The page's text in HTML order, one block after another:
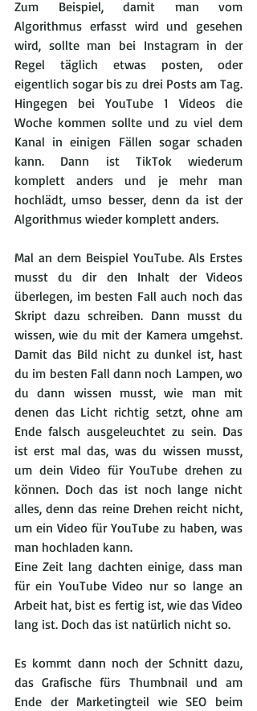
Zum Beispiel, damit man vom
Algorithmus erfasst wird und gesehen
wird, sollte man bei Instagram in der
Regel täglich etwas posten, oder
eigentlich sogar bis zu drei Posts am Tag.
Hingegen bei YouTube 1 Videos die
Woche kommen sollte und zu viel dem
Kanal in einigen Fällen sogar schaden
kann. Dann ist TikTok wiederum
komplett anders und je mehr man
hochlädt, umso besser, denn da ist der
Algorithmus wieder komplett anders.
Mal an dem Beispiel YouTube. Als Erstes
musst du dir den Inhalt der Videos
überlegen, im besten Fall auch noch das
Skript dazu schreiben. Dann musst du
wissen, wie du mit der Kamera umgehst.
Damit das Bild nicht zu dunkel ist, hast
du im besten Fall dann noch Lampen, wo
du dann wissen musst, wie man mit
denen das Licht richtig setzt, ohne am
Ende falsch ausgeleuchtet zu sein. Das
ist erst mal das, was du wissen musst,
um dein Video für YouTube drehen zu
können. Doch das ist noch lange nicht
alles, denn das reine Drehen reicht nicht,
um ein Video für YouTube zu haben, was
man hochladen kann.
Eine Zeit lang dachten einige, dass man
für ein YouTube Video nur so lange an
Arbeit hat, bist es fertig ist, wie das Video
lang ist. Doch das ist natürlich nicht so.
Es kommt dann noch der Schnitt dazu,
das Grafische fürs Thumbnail und am
Ende der Marketingteil wie SEO beim